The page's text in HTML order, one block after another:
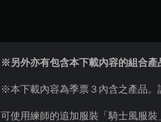
※另外亦有包含本下載內容的組合
※本下載內容為季票３內含之產品。
可使用練師的追加服裝「騎士風服裝